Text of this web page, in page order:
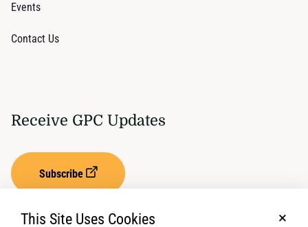
Events
Contact Us
Receive GPC Updates
Subscribe
This Site Uses Cookies